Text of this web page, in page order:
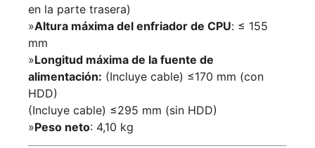
en la parte trasera)
»Altura máxima del enfriador de CPU: ≤ 155
mm
»Longitud máxima de la fuente de
alimentación: (Incluye cable) ≤170 mm (con
HDD)
(Incluye cable) ≤295 mm (sin HDD)
»Peso neto: 4,10 kg